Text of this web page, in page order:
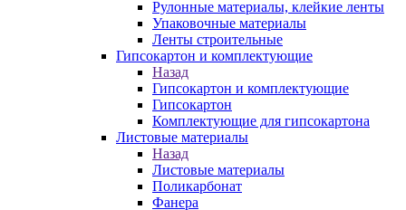
Рулонные материалы, клейкие ленты
Упаковочные материалы
Ленты строительные
Гипсокартон и комплектующие
Назад
Гипсокартон и комплектующие
Гипсокартон
Комплектующие для гипсокартона
Листовые материалы
Назад
Листовые материалы
Поликарбонат
Фанера